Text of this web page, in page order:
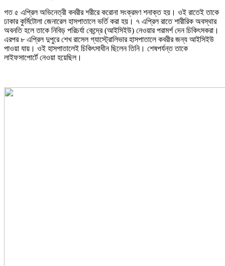
গত ৫ এপ্রিল অভিনেত্রী কবরীর শরীরে করোনা সংক্রমণ শনাক্ত হয়। ওই রাতেই তাকে
ঢাকার কুর্মিটোলা জেনারেল হাসপাতালে ভর্তি করা হয়। ৭ এপ্রিল রাতে শারীরিক অবস্থার
অবনতি হলে তাকে নিবিড় পরিচর্যা কেন্দ্রে (আইসিইউ) নেওয়ার পরামর্শ দেন চিকিৎসকরা।
এরপর ৮ এপ্রিল দুপুরে শেখ রাসেল গ্যাস্ট্রোলিভার হাসপাতালে কবরীর জন্য আইসিইউ
পাওয়া যায়। ওই হাসপাতালেই চিকিৎসাধীন ছিলেন তিনি। শেষপর্যন্ত তাকে
লাইফসাপোর্টে নেওয়া হয়েছিল।